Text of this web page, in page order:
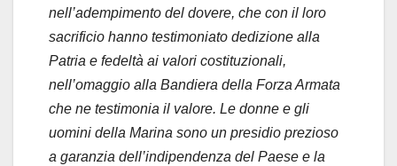
nell’adempimento del dovere, che con il loro
sacrificio hanno testimoniato dedizione alla
Patria e fedeltà ai valori costituzionali,
nell’omaggio alla Bandiera della Forza Armata
che ne testimonia il valore. Le donne e gli
uomini della Marina sono un presidio prezioso
a garanzia dell’indipendenza del Paese e la